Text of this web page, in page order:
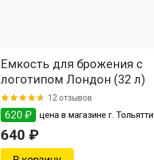
Емкость для брожения с
логотипом Лондон (32 л)
12 отзывов
620 ₽ цена в магазине г. Тольятти
640 ₽